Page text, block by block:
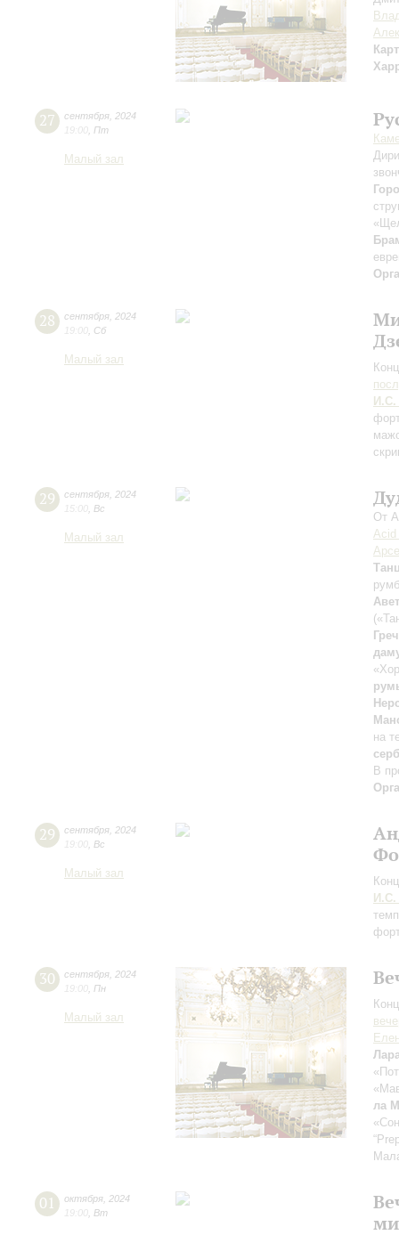
27 сентября 2024
19:00 Пт
Малый зал
28 сентября 2024
19:00 Сб
Малый зал
И.С.
29 сентября 2024
15:00 Вс
Малый зал
От
Acid
на
В
29 сентября 2024
19:00 Вс
Малый зал
И.С.
30 сентября 2024
19:00 Пн
Малый зал
ла
01 октября 2024
19:00 Вт